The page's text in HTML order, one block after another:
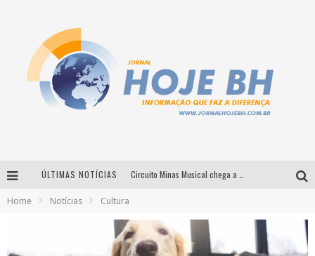
ÚLTIMAS NOTÍCIAS
Home Notícias Cultura